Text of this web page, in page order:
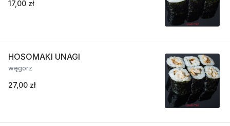
17,00 zł
HOSOMAKI UNAGI
węgorz
27,00 zł